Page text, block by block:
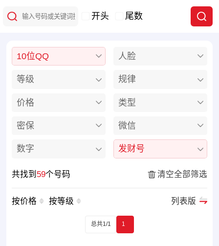
开头 尾数
10位QQ 人脸
等级 规律
价格 类型
密保 微信
数字 发财号
共找到 59个号码 清空全部筛选
按价格 按等级 列表版
总共1/1 1